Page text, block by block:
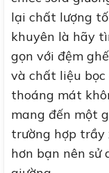
lại chất lượng
khuyên là hãy
gọn với đệm
và chất liệu bọc
thoáng mát
mang đến một
trường hợp trầy
hơn bạn nên